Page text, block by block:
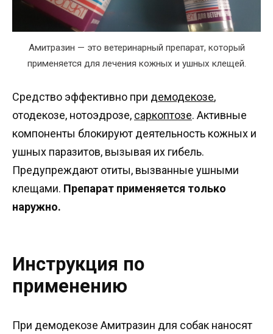
Амитразин — это ветеринарный препарат, который
применяется для лечения кожных и ушных клещей.
Средство эффективно при демодекозе,
отодекозе, нотоэдрозе, саркоптозе. Активные
компоненты блокируют деятельность кожных и
ушных паразитов, вызывая их гибель.
Предупреждают отиты, вызванные ушными
клещами. Препарат применяется только
наружно.
Инструкция по
применению
При демодекозе Амитразин для собак наносят